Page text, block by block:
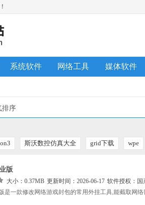
系统软件 网络工具 媒体软件
排序
斯沃数控仿真大全 grid下载 wpe
版
大小：0.37MB 更新时间：2026-06-17 软件授权： 国